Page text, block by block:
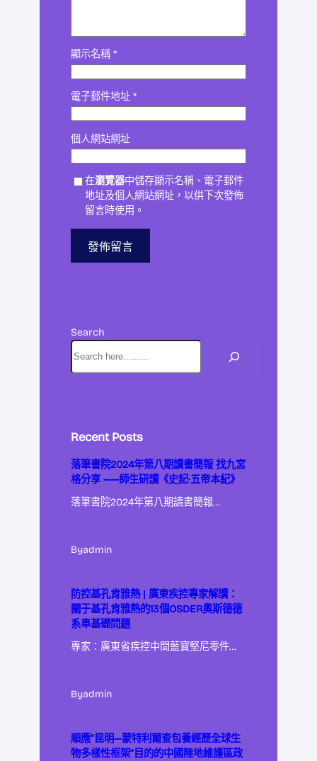
顯示名稱 *
電子郵件地址 *
個人網站網址
在瀏覽器中儲存顯示名稱、電子郵件
地址及個人網站網址，以供下次發佈
留言時使用。
Search
Recent Posts
落筆書院2024年第八期讀書簡報 找九宮
格分享 ——師生研讀《史記·五帝本紀》
落筆書院2024年第八期讀書簡報…
Byadmin
防控基孔肯雅熱 | 廣東疾控專家解讀：
關于基孔肯雅熱的13個OSDER奧斯德德
系車基礎問題
專家：廣東省疾控中間藍寶堅尼零件…
Byadmin
順應“昆明—蒙特利爾查包養經歷全球生
物多樣性框架”目的的中國陸地維護區政